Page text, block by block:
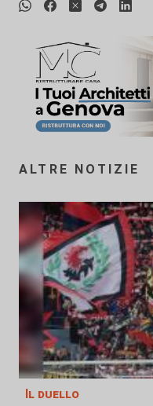
ALTRE NOTIZIE
Il duello